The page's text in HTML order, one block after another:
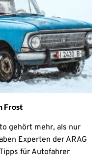
Frost
gehört mehr, als nur
Experten der ARAG
für Autofahrer